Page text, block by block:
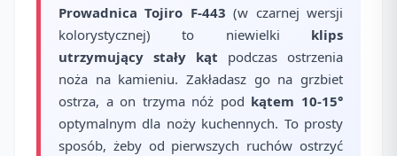
Prowadnica Tojiro F-443 (w czarnej wersji
kolorystycznej) to niewielki klips
utrzymujący stały kąt podczas ostrzenia
noża na kamieniu. Zakładasz go na grzbiet
ostrza, a on trzyma nóż pod kątem 10-15°
optymalnym dla noży kuchennych. To prosty
sposób, żeby od pierwszych ruchów ostrzyć